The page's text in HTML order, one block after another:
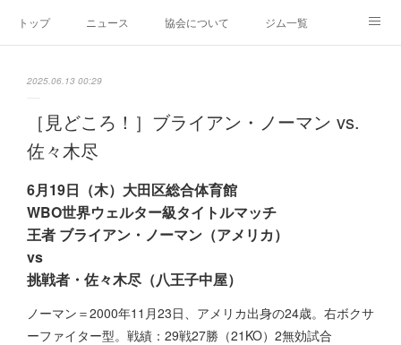
トップ ニュース 協会について ジム一覧
2025.06.13 00:29
［見どころ！］ブライアン・ノーマン vs.
佐々木尽
6月19日（木）大田区総合体育館
WBO世界ウェルター級タイトルマッチ
王者 ブライアン・ノーマン（アメリカ）
vs
挑戦者・佐々木尽（八王子中屋）
ノーマン＝2000年11月23日、アメリカ出身の24歳。右ボクサ
ーファイター型。戦績：29戦27勝（21KO）2無効試合